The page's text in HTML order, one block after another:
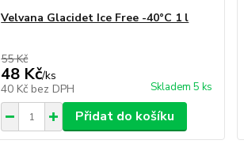
Velvana Glacidet Ice Free -40°C 1 l
55 Kč
48 Kč/ks
40 Kč bez DPH Skladem 5 ks
Přidat do košíku